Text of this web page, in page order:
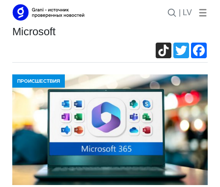
| LV
microsoft
TikTokTwitter
ПРОИСШЕСТВИЯ